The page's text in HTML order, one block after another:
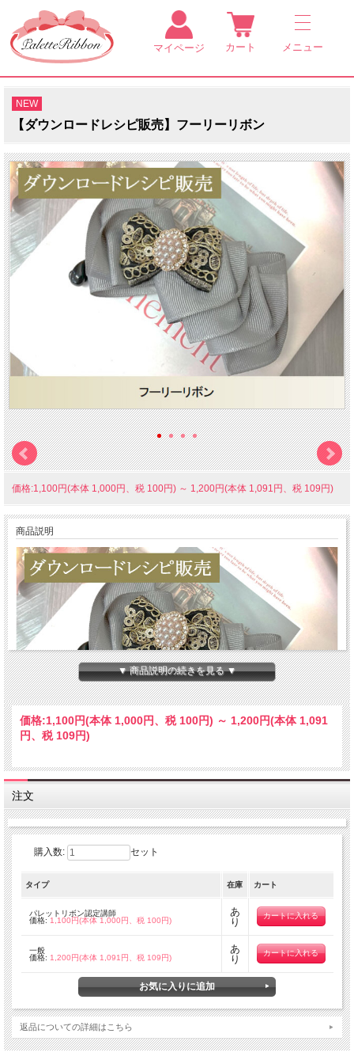
マイページ カート メニュー
NEW
【ダウンロードレシピ販売】フーリーリボン
価格:1,100円(本体 1,000円、税 100円) ～ 1,200円(本体 1,091円、税 109円)
商品説明
▼ 商品説明の続きを見る ▼
価格:1,100円(本体 1,000円、税 100円) ～ 1,200円(本体 1,091
円、税 109円)
注文
購入数: セット
タイプ 在庫 カート
パレットリボン認定講師
価格: 1,100円(本体 1,000円、税 100円)
あ
り
一般
価格: 1,200円(本体 1,091円、税 109円)
あ
り
返品についての詳細はこちら